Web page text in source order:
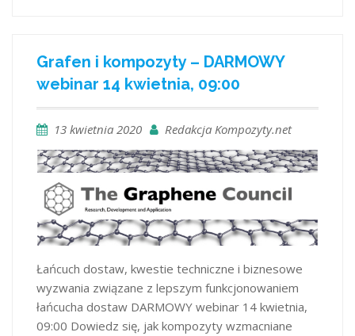
Grafen i kompozyty – DARMOWY
webinar 14 kwietnia, 09:00
13 kwietnia 2020 Redakcja Kompozyty.net
Łańcuch dostaw, kwestie techniczne i biznesowe
wyzwania związane z lepszym funkcjonowaniem
łańcucha dostaw DARMOWY webinar 14 kwietnia,
09:00 Dowiedz się, jak kompozyty wzmacniane